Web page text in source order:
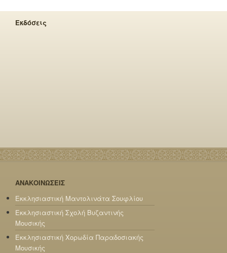
Εκδόσεις
ΑΝΑΚΟΙΝΩΣΕΙΣ
Εκκλησιαστική Μαντολινάτα Σουφλίου
Εκκλησιαστική Σχολή Βυζαντινής
Μουσικής
Εκκλησιαστική Χορωδία Παραδοσιακής
Μουσικής